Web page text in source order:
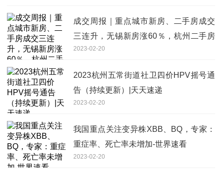
成交周报｜重点城市新房、二手房成交
三连升，无锡新房涨60％，杭州二手房
涨36％ 天天热点评
2023-02-20
2023杭州五常街道社卫四价HPV摇号通
告（持续更新）|天天速递
2023-02-20
我国重点关注变异株XBB、BQ，专家：
重症率、死亡率未增加-世界速看
2023-02-20